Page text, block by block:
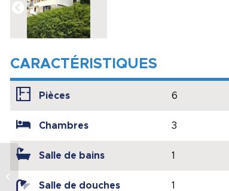
CARACTÉRISTIQUES
Pièces 6
Chambres 3
Salle de bains 1
Salle de douches 1
Bien à vendre à
LOOS